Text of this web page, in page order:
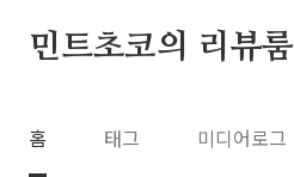
민트초코의 리뷰룸
홈 태그 미디어로그